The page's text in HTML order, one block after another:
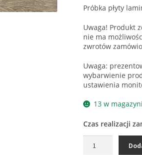
Próbka płyty
Uwaga! Produkt
nie ma
zwrotów
Uwaga:
wybarwienie
ustawienia
13 w
Czas realizacji
D3313